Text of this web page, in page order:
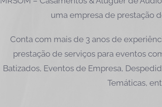
uma empresa de prestação
Conta com mais de 3 anos de
prestação de serviços para eventos
Batizados, Eventos de Empresa,
Temáticas,